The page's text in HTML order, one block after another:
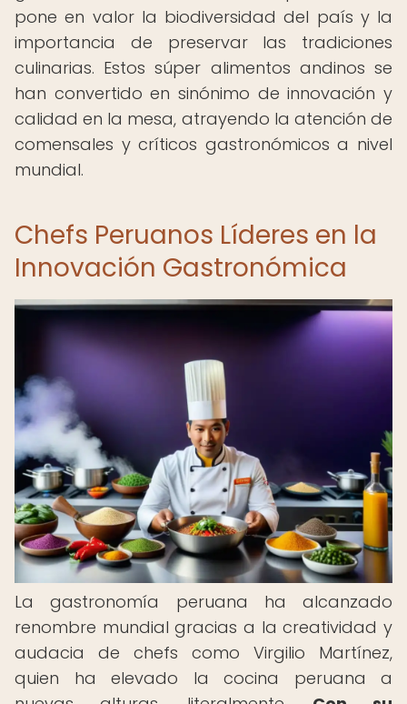
pone en valor la biodiversidad del país y la
importancia de preservar las tradiciones
culinarias. Estos súper alimentos andinos se
han convertido en sinónimo de innovación y
calidad en la mesa, atrayendo la atención de
comensales y críticos gastronómicos a nivel
mundial.
Chefs Peruanos Líderes en la
Innovación Gastronómica
La gastronomía peruana ha alcanzado
renombre mundial gracias a la creatividad y
audacia de chefs como Virgilio Martínez,
quien ha elevado la cocina peruana a